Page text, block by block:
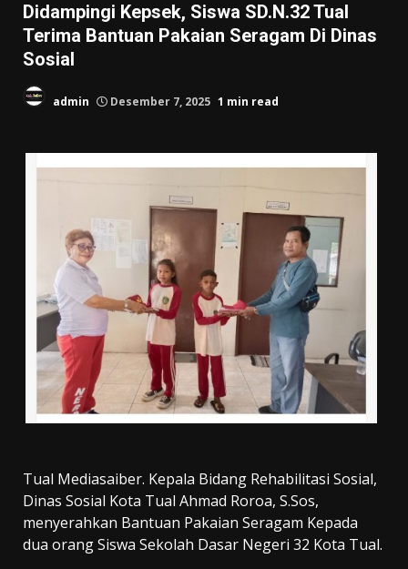
Didampingi Kepsek, Siswa SD.N.32 Tual
Terima Bantuan Pakaian Seragam Di Dinas
Sosial
admin Desember 7, 2025 1 min read
Tual Mediasaiber. Kepala Bidang Rehabilitasi Sosial,
Dinas Sosial Kota Tual Ahmad Roroa, S.Sos,
menyerahkan Bantuan Pakaian Seragam Kepada
dua orang Siswa Sekolah Dasar Negeri 32 Kota Tual.